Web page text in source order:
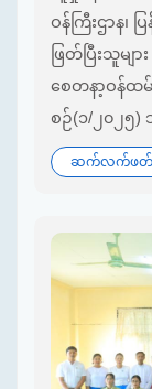
ဝန်ကြီးဌာန၊
ဖြတ်ပြီးသူမျ
စေတနာ့ဝန်ထ
စဉ်(၁/၂၀၂၅)
ဆက်လက်ဖတ်